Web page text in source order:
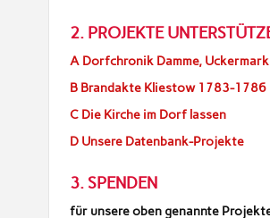
2. PROJEKTE
A Dorfchronik Damme, Uckermark
B Brandakte Kliestow 1783-1786
C Die Kirche im Dorf lassen
D Unsere Datenbank-Projekte
3. SPENDEN
für unsere oben genannte